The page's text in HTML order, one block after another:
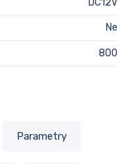
DC12V
Ne
800
Parametry